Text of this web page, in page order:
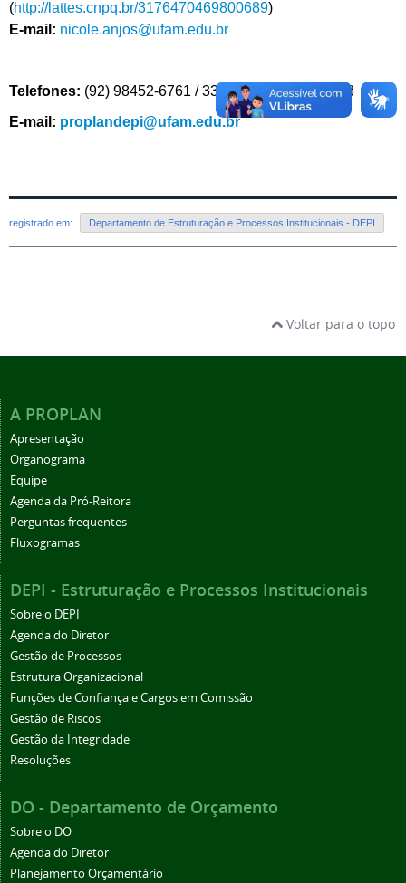
(http://lattes.cnpq.br/3176470469800689)
E-mail: nicole.anjos@ufam.edu.br
Telefones: (92) 98452-6761 / 3305-1181Ramal 2033
E-mail: proplandepi@ufam.edu.br
registrado em: Departamento de Estruturação e Processos Institucionais - DEPI
Voltar para o topo
A PROPLAN
Apresentação
Organograma
Equipe
Agenda da Pró-Reitora
Perguntas frequentes
Fluxogramas
DEPI - Estruturação e Processos Institucionais
Sobre o DEPI
Agenda do Diretor
Gestão de Processos
Estrutura Organizacional
Funções de Confiança e Cargos em Comissão
Gestão de Riscos
Gestão da Integridade
Resoluções
DO - Departamento de Orçamento
Sobre o DO
Agenda do Diretor
Planejamento Orçamentário